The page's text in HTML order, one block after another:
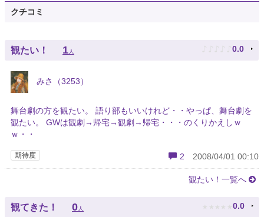
クチコミ
観たい！ 1人 ♪ ♪ ♪ ♪ ♪ 0.0
みさ（3253）
舞台劇の方を観たい。 語り部もいいけれど・・やっぱ、舞台劇を
観たい。 GWは観劇→帰宅→観劇→帰宅・・・のくりかえしｗ
ｗ・・
期待度 2 2008/04/01 00:10
観たい！一覧へ
観てきた！ 0 人 ★ ★ ★ ★ ★ 0.0